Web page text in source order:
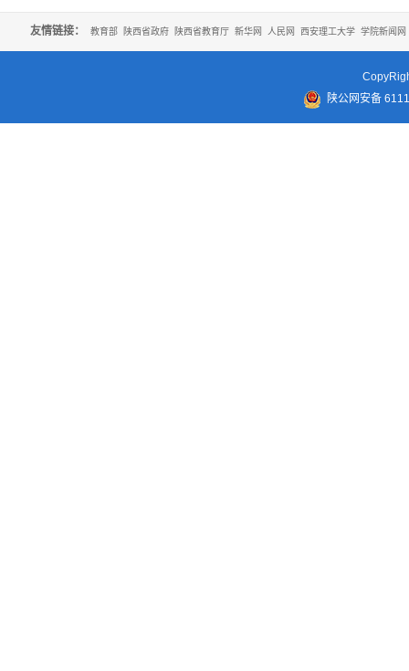
友情链接： 教育部 陕西省政府 陕西省教育厅 新华网 人民网 西安理工大学 学院新闻网
陕公网安备